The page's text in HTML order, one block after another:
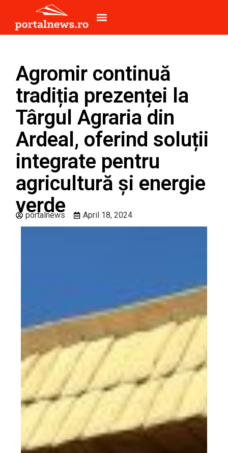
Agromir continuă
tradiția prezenței la
Târgul Agraria din
Ardeal, oferind soluții
integrate pentru
agricultură și energie
verde
portalnews April 18, 2024